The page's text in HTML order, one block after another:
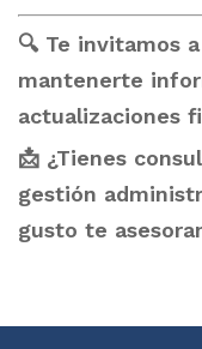
🔍 Te invitamos
mantenerte
actualizaciones
📩 ¿Tienes
gestión
gusto te